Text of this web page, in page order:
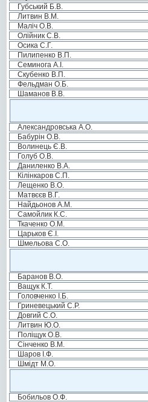
Губський Б.В.
Литвин В.М.
Маліч О.В.
Олійник С.В.
Осика С.Г.
Пилипенко В.П.
Семинога А.І.
Скубенко В.П.
Фельдман О.Б.
Шаманов В.В.
Александровська А.О.
Бабурін О.В.
Волинець Є.В.
Голуб О.В.
Даниленко В.А.
Кілінкаров С.П.
Лещенко В.О.
Матвєєв В.Г.
Найдьонов А.М.
Самойлик К.С.
Ткаченко О.М.
Царьков Є.І.
Шмельова С.О.
Баранов В.О.
Ващук К.Т.
Головченко І.Б.
Гриневецький С.Р.
Довгий С.О.
Литвин Ю.О.
Поліщук О.В.
Сінченко В.М.
Шаров І.Ф.
Шмідт М.О.
Бобильов О.Ф.